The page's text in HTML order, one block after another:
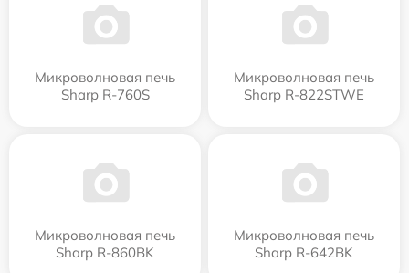
Микроволновая печь
Sharp R-760S
Микроволновая печь
Sharp R-822STWE
Микроволновая печь
Sharp R-860BK
Микроволновая печь
Sharp R-642BK